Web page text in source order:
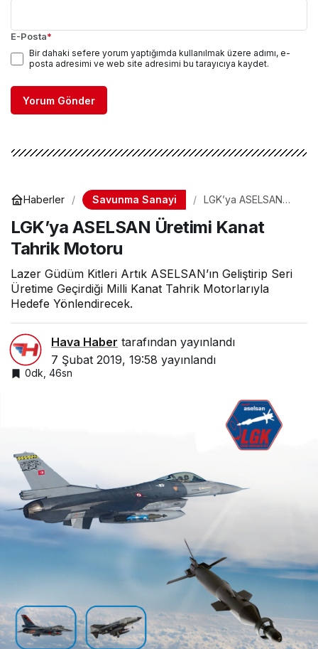
E-Posta*
Bir dahaki sefere yorum yaptığımda kullanılmak üzere adımı, e-
posta adresimi ve web site adresimi bu tarayıcıya kaydet.
Yorum Gönder
Haberler Savunma Sanayi
LGK’ya ASELSAN
Motoru
LGK’ya ASELSAN Üretimi Kanat
Tahrik Motoru
Lazer Güdüm Kitleri Artık ASELSAN’ın Geliştirip Seri
Üretime Geçirdiği Milli Kanat Tahrik Motorlarıyla
Hedefe Yönlendirecek.
Hava Haber tarafından yayınlandı
7 Şubat 2019, 19:58 yayınlandı
0dk, 46sn